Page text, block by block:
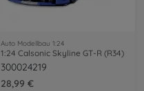
Auto Modellbau 1:24
1:24 Calsonic Skyline GT-R (R34)
300024219
28,99 €